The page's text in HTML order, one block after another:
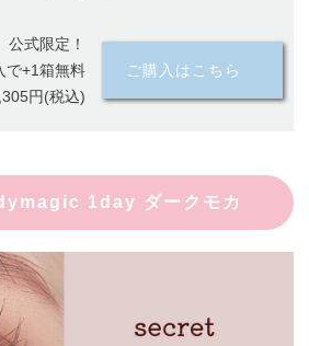
公式限定！
で+1箱無料
円(税込)
ご購入はこちら
1day ダークモカ